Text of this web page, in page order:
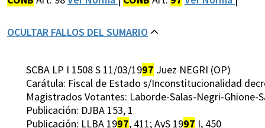
OCULTAR FALLOS DEL SUMARIO
SCBA LP I 1508 S 11/03/1997 Juez NEGRI (OP)
Carátula: Fiscal de Estado s/Inconstitucionalidad
Magistrados Votantes: Laborde-Salas-Negri-
Publicación: DJBA 153, 1
Publicación: LLBA 1997, 411; AyS 1997 I, 450